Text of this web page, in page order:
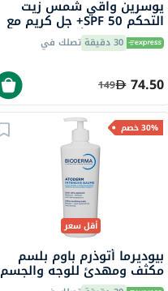
يوسرين واقي شمس زيت
التحكم SPF 50+ جل كريم مع
لمسة جافة وتأثير مضاد
لللمعان للبشرة المعرضة
30 دقيقة تصلك في
74.50
149
30% خصم
أقل سعر
بيوديرما أتوذرم باوم بلسم
مكثف ومهدئ للوجه والجسم
500 مل